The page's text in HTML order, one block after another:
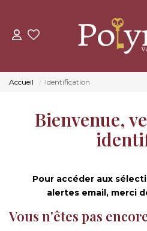
Accueil Identification
Bienvenue,
Pour accéder aux
alertes email, merci
Vous n'êtes pas